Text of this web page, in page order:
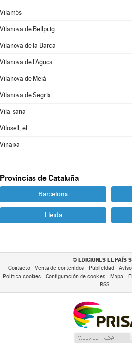
Vilamòs
Vilanova de Bellpuig
Vilanova de la Barca
Vilanova de l'Aguda
Vilanova de Meià
Vilanova de Segrià
Vila-sana
Vilosell, el
Vinaixa
Provincias de Cataluña
Barcelona
Lleida
© EDICIONES EL PAÍS
Contacto Venta de contenidos Publicidad
Política cookies
Configuración de cookies Mapa
RSS